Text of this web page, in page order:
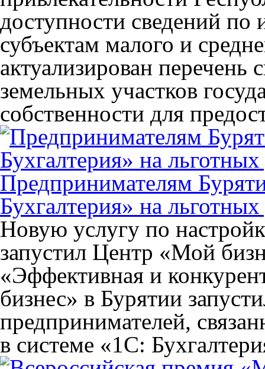
доступности сведений по
субъектам малого и
актуализирован
земельных участков
собственности для
Предпринимателям
Бухгалтерия» на
Новую услугу по
запустил Центр «Мой
«Эффективная и
бизнес» в Бурятии
предпринимателей,
в системе «1С: